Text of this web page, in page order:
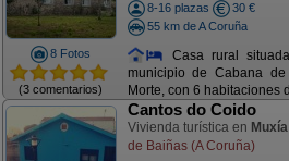
8 Fotos
(3 comentarios)
8-16 plazas
30 €
55 km de A Coruña
Casa rural
municipio de Cabana
Morte, con 6 habitaciones
Cantos do Coido
Vivienda turística en Muxía
de Baiñas (A Coruña)